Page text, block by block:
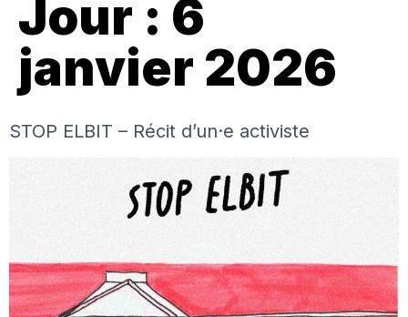
Jour : 6
janvier 2026
STOP ELBIT – Récit d’un·e activiste